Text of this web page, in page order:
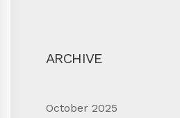
ARCHIVE
October 2025